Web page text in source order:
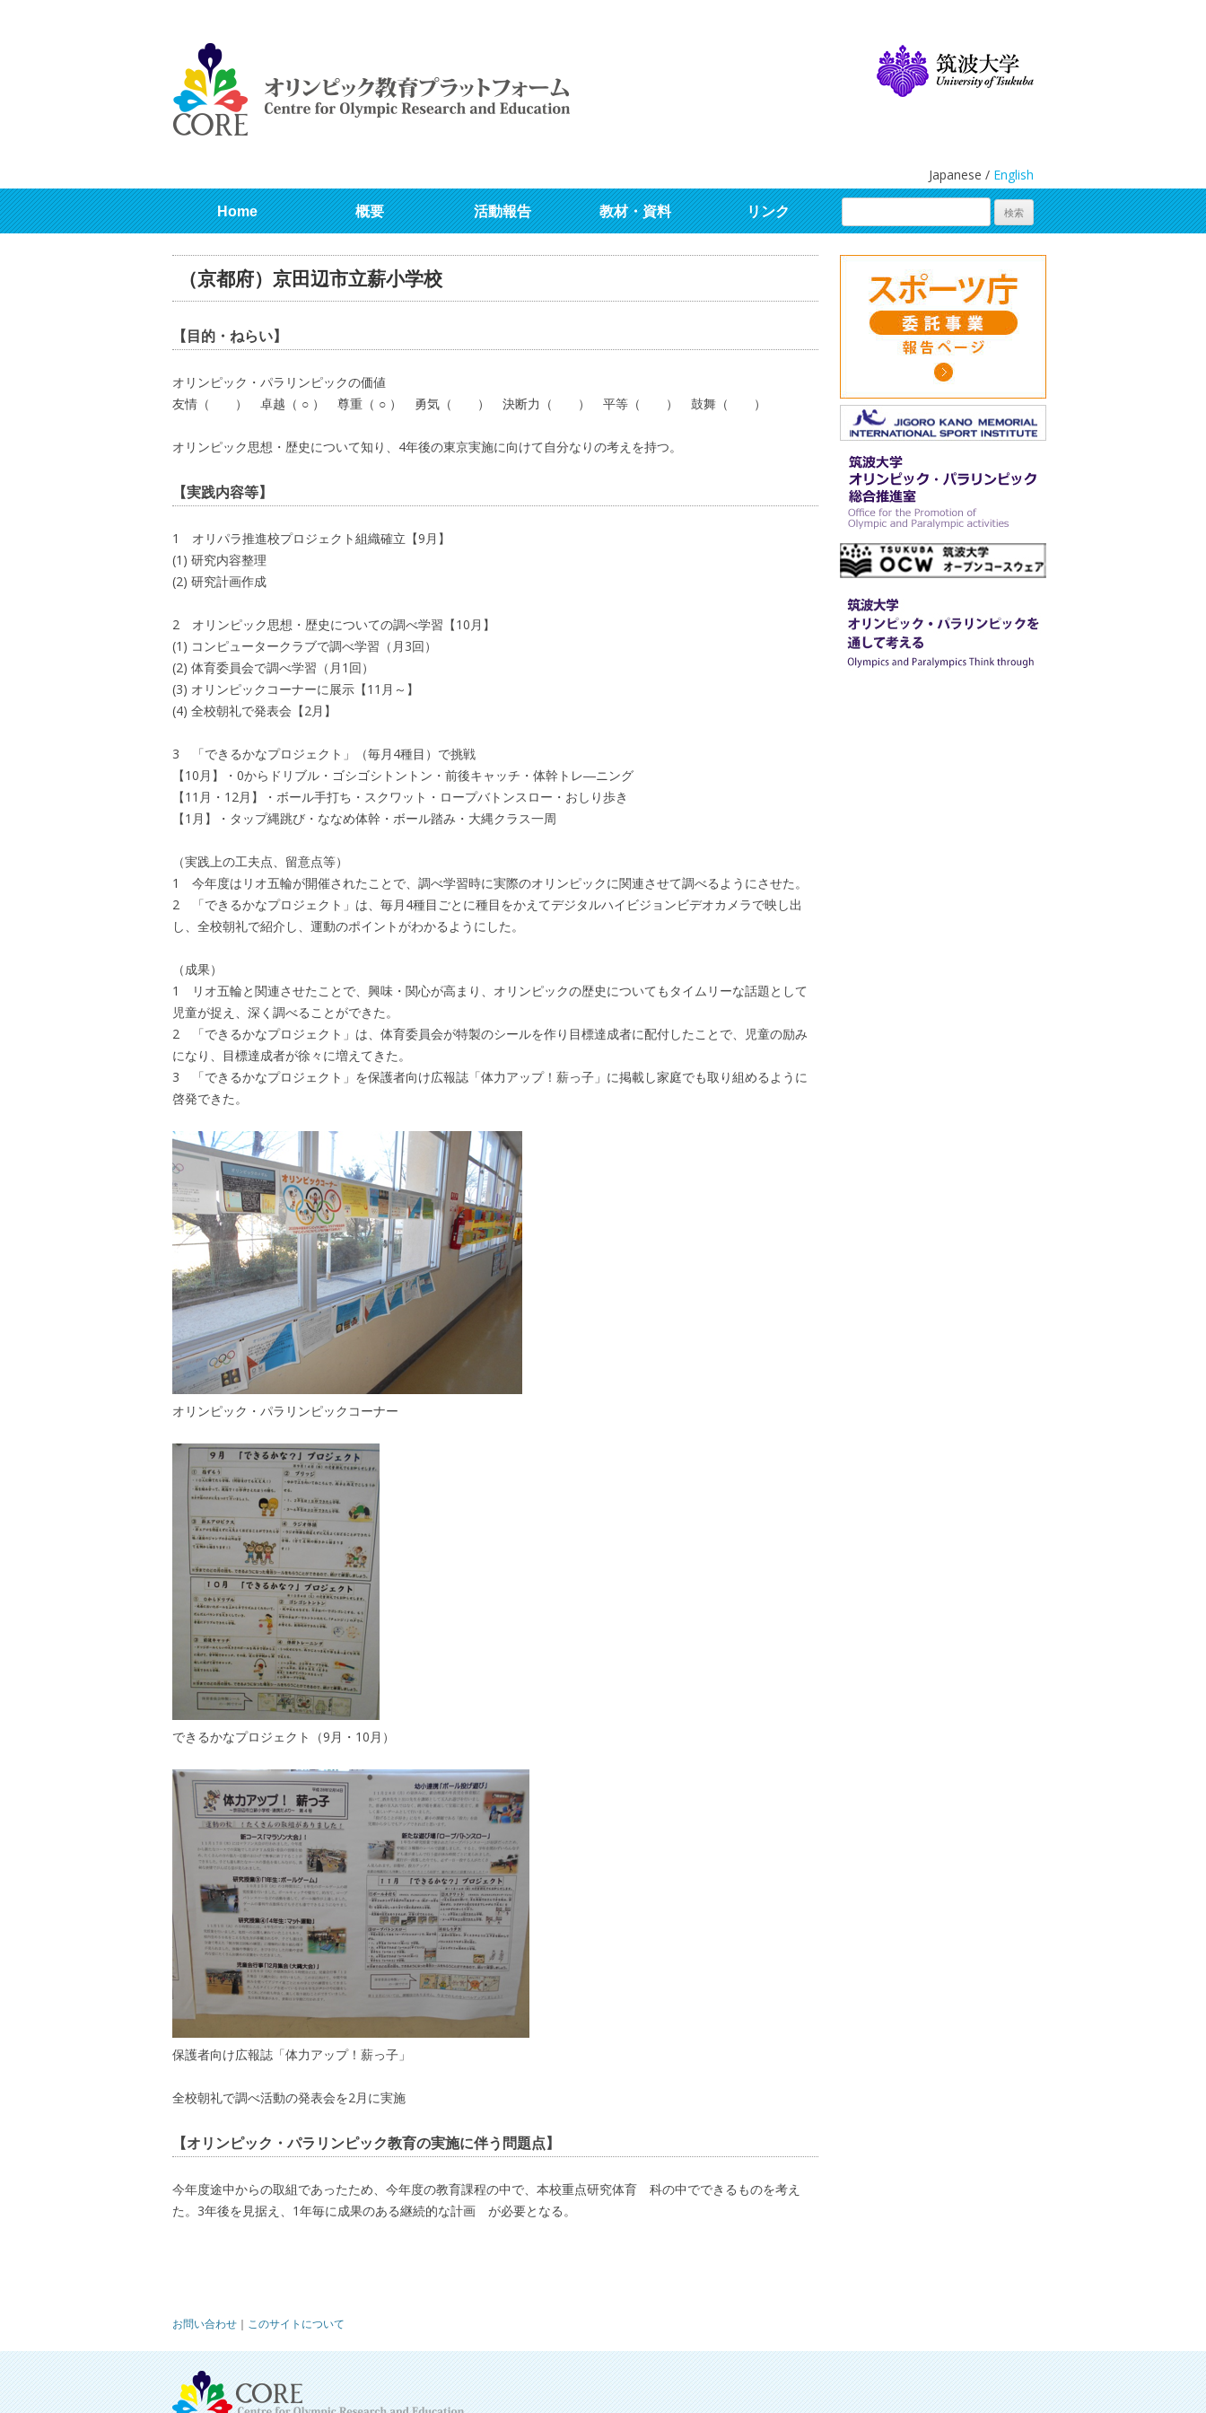
Japanese / English
Home 概要 活動報告 教材・資料 リンク
（京都府）京田辺市立薪小学校
【目的・ねらい】
オリンピック・パラリンピックの価値
友情（ ） 卓越（ ○ ） 尊重（ ○ ） 勇気（ ） 決断力（ ） 平等（ ） 鼓舞（ ）
オリンピック思想・歴史について知り、4年後の東京実施に向けて自分なりの考えを持つ。
【実践内容等】
1 オリパラ推進校プロジェクト組織確立【9月】
(1) 研究内容整理
(2) 研究計画作成
2 オリンピック思想・歴史についての調べ学習【10月】
(1) コンピュータークラブで調べ学習（月3回）
(2) 体育委員会で調べ学習（月1回）
(3) オリンピックコーナーに展示【11月～】
(4) 全校朝礼で発表会【2月】
3 「できるかなプロジェクト」（毎月4種目）で挑戦
【10月】・0からドリブル・ゴシゴシトントン・前後キャッチ・体幹トレ―ニング
【11月・12月】・ボール手打ち・スクワット・ロープバトンスロー・おしり歩き
【1月】・タップ縄跳び・ななめ体幹・ボール踏み・大縄クラス一周
（実践上の工夫点、留意点等）
1 今年度はリオ五輪が開催されたことで、調べ学習時に実際のオリンピックに関連させて調べるようにさせた。
2 「できるかなプロジェクト」は、毎月4種目ごとに種目をかえてデジタルハイビジョンビデオカメラで映し出
し、全校朝礼で紹介し、運動のポイントがわかるようにした。
（成果）
1 リオ五輪と関連させたことで、興味・関心が高まり、オリンピックの歴史についてもタイムリーな話題として
児童が捉え、深く調べることができた。
2 「できるかなプロジェクト」は、体育委員会が特製のシールを作り目標達成者に配付したことで、児童の励み
になり、目標達成者が徐々に増えてきた。
3 「できるかなプロジェクト」を保護者向け広報誌「体力アップ！薪っ子」に掲載し家庭でも取り組めるように
啓発できた。
オリンピック・パラリンピックコーナー
できるかなプロジェクト（9月・10月）
保護者向け広報誌「体力アップ！薪っ子」
全校朝礼で調べ活動の発表会を2月に実施
【オリンピック・パラリンピック教育の実施に伴う問題点】
今年度途中からの取組であったため、今年度の教育課程の中で、本校重点研究体育 科の中でできるものを考え
た。3年後を見据え、1年毎に成果のある継続的な計画 が必要となる。
お問い合わせ ｜ このサイトについて